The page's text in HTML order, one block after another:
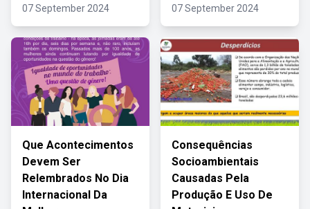
07 September 2024 07 September 2024
Que Acontecimentos
Devem Ser
Relembrados No Dia
Internacional Da
Consequências
Socioambientais
Causadas Pela
Produção E Uso De